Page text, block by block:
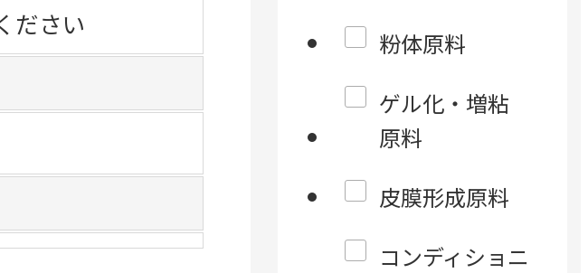
ださい
粉体原料
ゲル化・増粘
原料
皮膜形成原料
コンディショニ